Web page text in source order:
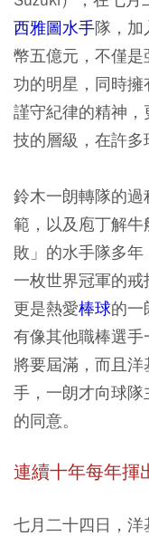
西雅圖水手隊，加
幣五億元，不僅
功的明星，同時
謹守紀律的精神
技的層級，在許多
鈴木一朗轉隊的
範，以及庖丁解
敗」的水手隊多
一枚世界冠軍的戒
更是熱愛棒球的一
有像其他職棒選
將要屆滿，而且
手，一朗才向球
的同意。
連續十年每年揮
七月二十四日，